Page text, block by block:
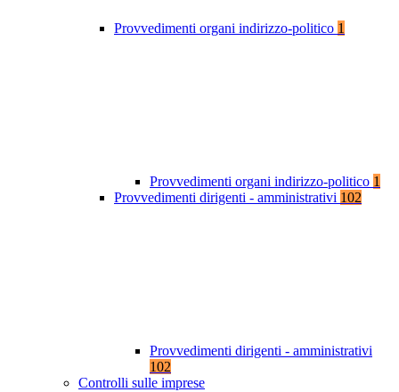
Provvedimenti organi indirizzo-politico 1
Provvedimenti organi indirizzo-politico 1
Provvedimenti dirigenti - amministrativi 102
Provvedimenti dirigenti - amministrativi
102
Controlli sulle imprese